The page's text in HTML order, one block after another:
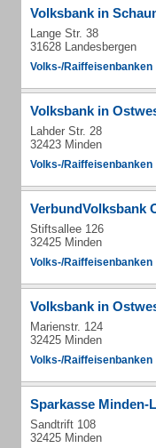
Volksbank in
Lange Str. 38
31628 Landesbergen
Volks-/Raiffeisenbanken
Volksbank in
Lahder Str. 28
32423 Minden
Volks-/Raiffeisenbanken
VerbundVolksbank
Stiftsallee 126
32425 Minden
Volks-/Raiffeisenbanken
Volksbank in
Marienstr. 124
32425 Minden
Volks-/Raiffeisenbanken
Sparkasse Minden-
Sandtrift 108
32425 Minden